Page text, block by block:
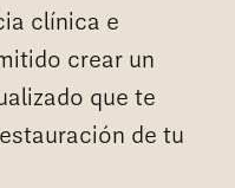
clínica e
crear un
que te
de tu